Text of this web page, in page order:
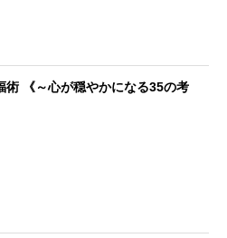
術 《～心が穏やかになる35の考